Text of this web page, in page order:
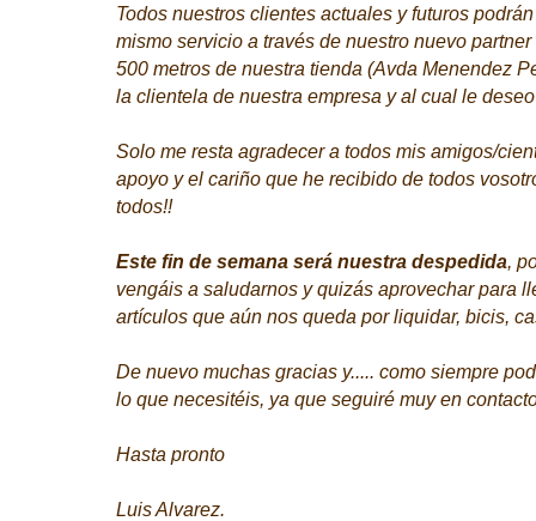
Todos nuestros clientes actuales y futuros
mismo servicio a través de nuestro nuevo partner
500 metros de nuestra tienda (Avda Menendez
la clientela de nuestra empresa y al cual le
Solo me resta agradecer a todos mis amigos/
apoyo y el cariño que he recibido de todos
todos!!
Este fin de semana será nuestra despedida,
vengáis a saludarnos y quizás aprovechar para
artículos que aún nos queda por liquidar, bicis,
De nuevo muchas gracias y..... como siempre
lo que necesitéis, ya que seguiré muy en
Hasta pronto
Luis Alvarez.